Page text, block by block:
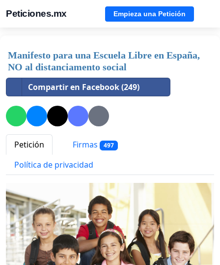
Peticiones.mx Empieza una Petición
Manifesto para una Escuela Libre en España,
NO al distanciamento social
Compartir en Facebook (249)
Petición Firmas 497
Política de privacidad